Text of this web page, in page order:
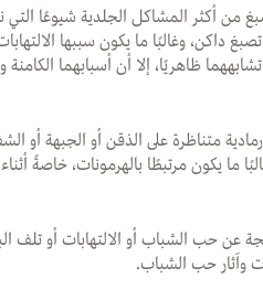
من أكثر المشاكل الجلدية شيوعًا التي
وغالبًا ما يكون سببها الالتهابات
ظاهريًا، إلا أن أسبابهما
متناظرة على الذقن أو الجبهة أو
ما يكون مرتبطًا بالهرمونات، خاصةً
عن حب الشباب أو الالتهابات أو
وآثار حب الشباب.